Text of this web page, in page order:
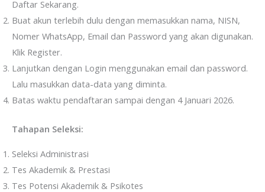
Daftar Sekarang.
Buat akun terlebih dulu dengan memasukkan nama, NISN,
Nomer WhatsApp, Email dan Password yang akan digunakan.
Klik Register.
Lanjutkan dengan Login menggunakan email dan password.
Lalu masukkan data-data yang diminta.
Batas waktu pendaftaran sampai dengan 4 Januari 2026.
Tahapan Seleksi:
Seleksi Administrasi
Tes Akademik & Prestasi
Tes Potensi Akademik & Psikotes